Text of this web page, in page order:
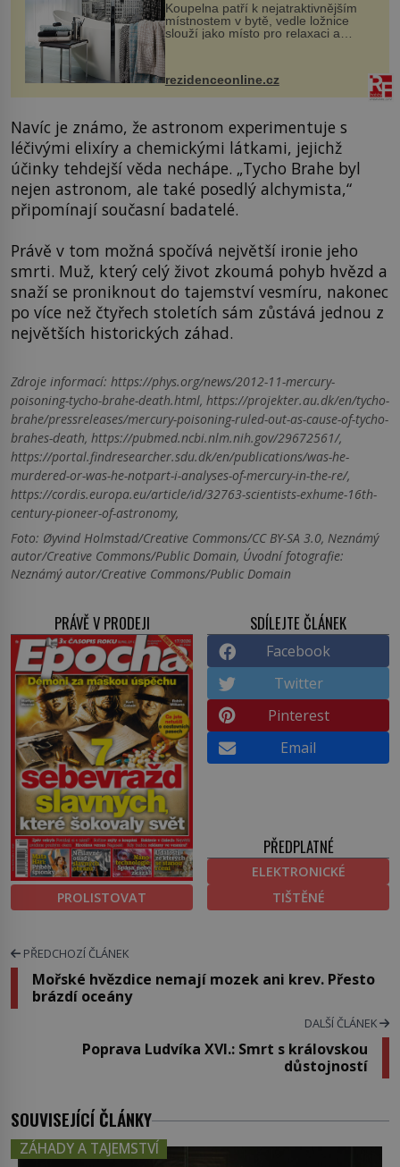
Koupelna patří k nejatraktivnějším
místnostem v bytě, vedle ložnice
slouží jako místo pro relaxaci a
odpočinek. Koupelnový textil –
ručníky, osušky a koberečky –
mohou jako mávnutím kouzelného
proutku...
rezidenceonline.cz
Navíc je známo, že astronom experimentuje s
léčivými elixíry a chemickými látkami, jejichž
účinky tehdejší věda nechápe. „Tycho Brahe byl
nejen astronom, ale také posedlý alchymista,“
připomínají současní badatelé.
Právě v tom možná spočívá největší ironie jeho
smrti. Muž, který celý život zkoumá pohyb hvězd a
snaží se proniknout do tajemství vesmíru, nakonec
po více než čtyřech stoletích sám zůstává jednou z
největších historických záhad.
Zdroje informací: https://phys.org/news/2012-11-mercury-
poisoning-tycho-brahe-death.html, https://projekter.au.dk/en/tycho-
brahe/pressreleases/mercury-poisoning-ruled-out-as-cause-of-tycho-
brahes-death, https://pubmed.ncbi.nlm.nih.gov/29672561/,
https://portal.findresearcher.sdu.dk/en/publications/was-he-
murdered-or-was-he-notpart-i-analyses-of-mercury-in-the-re/,
https://cordis.europa.eu/article/id/32763-scientists-exhume-16th-
century-pioneer-of-astronomy,
Foto: Øyvind Holmstad/Creative Commons/CC BY-SA 3.0, Neznámý
autor/Creative Commons/Public Domain, Úvodní fotografie:
Neznámý autor/Creative Commons/Public Domain
PRÁVĚ V PRODEJI
PROLISTOVAT
SDÍLEJTE ČLÁNEK
Facebook
Twitter
Pinterest
Email
PŘEDPLATNÉ
ELEKTRONICKÉ
TIŠTĚNÉ
PŘEDCHOZÍ ČLÁNEK
Mořské hvězdice nemají mozek ani krev. Přesto
brázdí oceány
DALŠÍ ČLÁNEK
Poprava Ludvíka XVI.: Smrt s královskou
důstojností
SOUVISEJÍCÍ ČLÁNKY
ZÁHADY A TAJEMSTVÍ